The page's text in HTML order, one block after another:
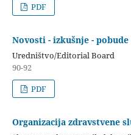
PDF
Novosti - izkušnje - pobude
Uredništvo/Editorial Board
90-92
PDF
Organizacija zdravstvene